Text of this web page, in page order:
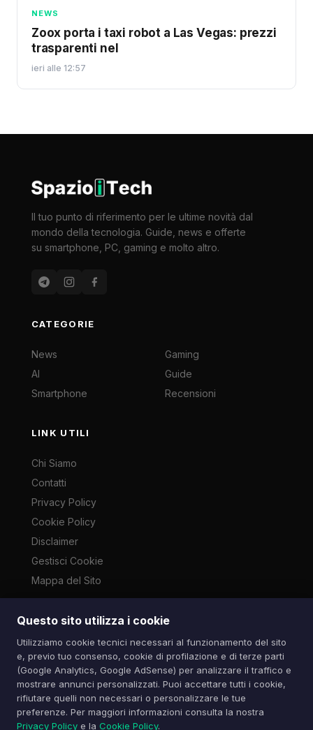
Questo sito utilizza i cookie
Utilizziamo cookie tecnici necessari al funzionamento del sito
e, previo tuo consenso, cookie di profilazione e di terze parti
(Google Analytics, Google AdSense) per analizzare il traffico e
mostrare annunci personalizzati. Puoi accettare tutti i cookie,
rifiutare quelli non necessari o personalizzare le tue
preferenze. Per maggiori informazioni consulta la nostra
Privacy Policy e la Cookie Policy.
NEWS
Zoox porta i taxi robot a Las Vegas: prezzi
trasparenti nel
ieri alle 12:57
Il tuo punto di riferimento per le ultime novità dal
mondo della tecnologia. Guide, news e offerte
su smartphone, PC, gaming e molto altro.
CATEGORIE
News
AI
Smartphone
Gaming
Guide
Recensioni
LINK UTILI
Chi Siamo
Contatti
Privacy Policy
Cookie Policy
Disclaimer
Gestisci Cookie
Mappa del Sito
Le immagini presenti su questo sito sono di proprietà dei
cronaca ai sensi dell'art. 70 L. 633/1941. Contatti:
info@spazioitech.it
© 2026 Spazio iTech — Seven Trade SRLS — P.IVA:
04077740985